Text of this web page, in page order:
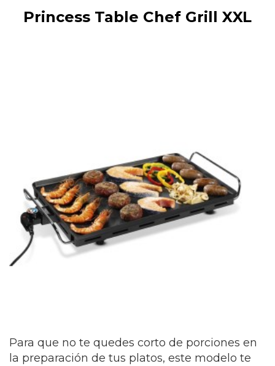
Princess Table Chef Grill XXL
Para que no te quedes corto de porciones en
la preparación de tus platos, este modelo te